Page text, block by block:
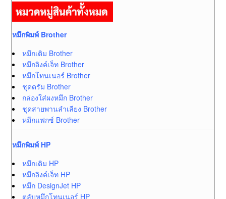
หมึกพิมพ์ Brother
หมึกเติม Brother
หมึกอิงค์เจ็ท Brother
หมึกโทนเนอร์ Brother
ชุดดรัม Brother
กล่องใส่ผงหมึก Brother
ชุดสายพานลำเลียง Brother
หมึกแฟกซ์ Brother
หมึกพิมพ์ HP
หมึกเติม HP
หมึกอิงค์เจ็ท HP
หมึก DesignJet HP
ตลับหมึกโทนเนอร์ HP